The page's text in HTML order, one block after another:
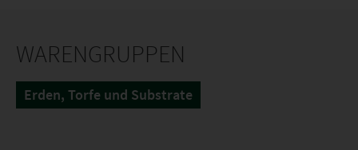
WARENGRUPPEN
Erden, Torfe und Substrate